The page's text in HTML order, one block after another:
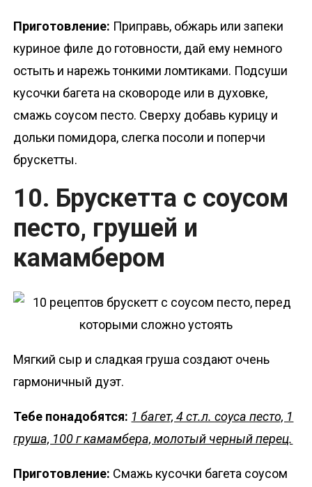
Приготовление: Приправь, обжарь или запеки
куриное филе до готовности, дай ему немного
остыть и нарежь тонкими ломтиками. Подсуши
кусочки багета на сковороде или в духовке,
смажь соусом песто. Сверху добавь курицу и
дольки помидора, слегка посоли и поперчи
брускетты.
10. Брускетта с соусом
песто, грушей и
камамбером
Мягкий сыр и сладкая груша создают очень
гармоничный дуэт.
Тебе понадобятся: 1 багет, 4 ст.л. соуса песто, 1
груша, 100 г камамбера, молотый черный перец.
Приготовление: Смажь кусочки багета соусом